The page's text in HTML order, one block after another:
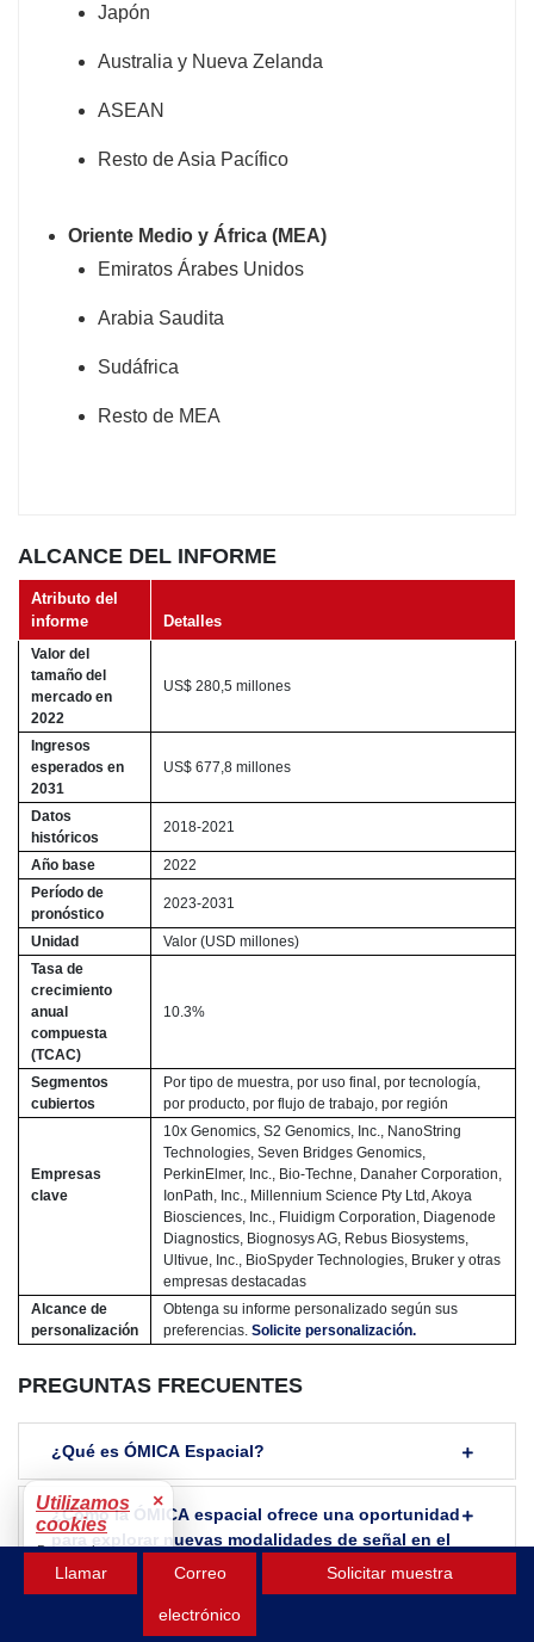
Japón
Australia y Nueva Zelanda
ASEAN
Resto de Asia Pacífico
Oriente Medio y África (MEA)
Emiratos Árabes Unidos
Arabia Saudita
Sudáfrica
Resto de MEA
ALCANCE DEL INFORME
Atributo del
informe
Detalles
Valor del
tamaño del
mercado en
2022
US$ 280,5 millones
Ingresos
esperados en
2031
US$ 677,8 millones
Datos
históricos
2018-2021
Año base
2022
Período de
pronóstico
2023-2031
Unidad
Valor (USD millones)
Tasa de
crecimiento
anual
compuesta
(TCAC)
10.3%
Segmentos
cubiertos
Por tipo de muestra, por uso final, por tecnología,
por producto, por flujo de trabajo, por región
Empresas
clave
10x Genomics, S2 Genomics, Inc., NanoString
Technologies, Seven Bridges Genomics,
PerkinElmer, Inc., Bio-Techne, Danaher Corporation,
IonPath, Inc., Millennium Science Pty Ltd, Akoya
Biosciences, Inc., Fluidigm Corporation, Diagenode
Diagnostics, Biognosys AG, Rebus Biosystems,
Ultivue, Inc., BioSpyder Technologies, Bruker y otras
empresas destacadas
Alcance de
personalización
Obtenga su informe personalizado según sus
preferencias. Solicite personalización.
PREGUNTAS FRECUENTES
¿Qué es ÓMICA Espacial?
¿Cómo la ÓMICA espacial ofrece una oportunidad
para explorar nuevas modalidades de señal en el
mercado?
Llamar Correo
electrónico
Solicitar muestra
Utilizamos
cookies
×
Para mejorar tu
experiencia.